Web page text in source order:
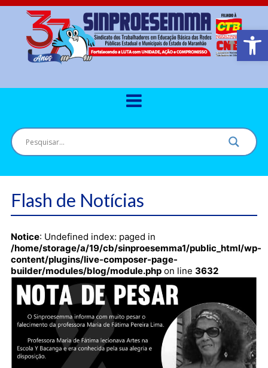
Barra de
Flash de Notícias
Notice: Undefined index: paged in
/home/storage/a/19/cb/sinproesemma1/public_html/wp-
content/plugins/live-composer-page-
builder/modules/blog/module.phpon line 3632